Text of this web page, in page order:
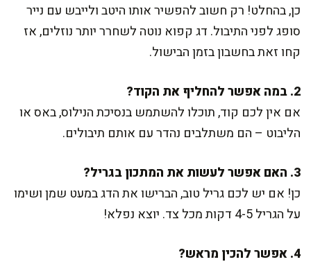
כן, בהחלט! רק חשוב להפשיר אותו היטב ולייבש עם נייר
סופג לפני התיבול. דג קפוא נוטה לשחרר יותר נוזלים, אז
קחו זאת בחשבון בזמן הבישול.
2. במה אפשר להחליף את הקוד?
אם אין לכם קוד, תוכלו להשתמש בנסיכת הנילוס, באס או
הליבוט – הם משתלבים נהדר עם אותם תיבולים.
3. האם אפשר לעשות את המתכון בגריל?
כן! אם יש לכם גריל טוב, הברישו את הדג במעט שמן ושימו
על הגריל 4-5 דקות מכל צד. יוצא נפלא!
4. אפשר להכין מראש?